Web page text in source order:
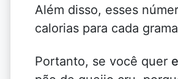
Além disso, esses
calorias para cada
Portanto, se você quer